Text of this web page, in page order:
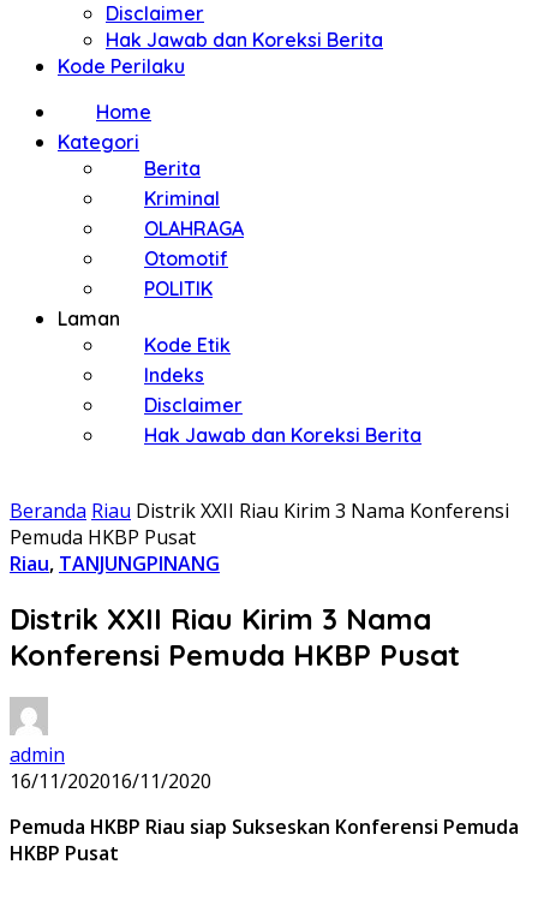
Disclaimer
Hak Jawab dan Koreksi Berita
Kode Perilaku
Home
Kategori
Berita
Kriminal
OLAHRAGA
Otomotif
POLITIK
Laman
Kode Etik
Indeks
Disclaimer
Hak Jawab dan Koreksi Berita
Beranda Riau Distrik XXII Riau Kirim 3 Nama Konferensi
Pemuda HKBP Pusat
Riau, TANJUNGPINANG
Distrik XXII Riau Kirim 3 Nama
Konferensi Pemuda HKBP Pusat
admin
16/11/202016/11/2020
Pemuda HKBP Riau siap Sukseskan Konferensi Pemuda
HKBP Pusat